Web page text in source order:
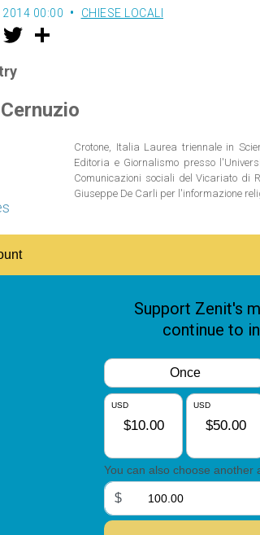
2014 00:00 CHIESE LOCALI
F
a
o
k
w
r
Crotone, Italia Laurea triennale in
Editoria e Giornalismo presso
Comunicazioni sociali del Vicariato di
Giuseppe De Carli per l'informazione